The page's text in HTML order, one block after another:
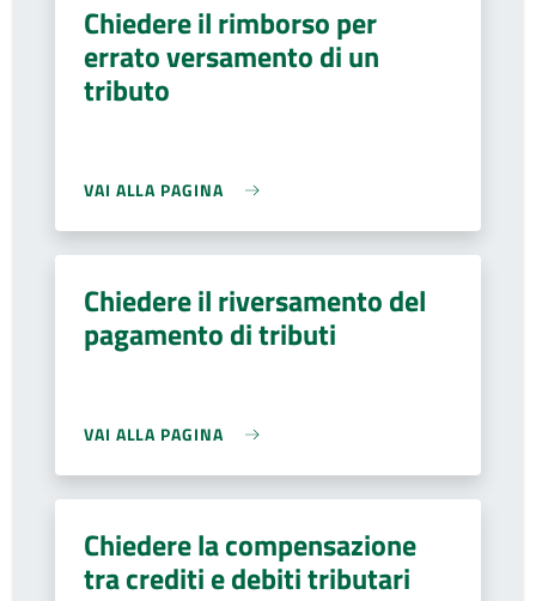
Chiedere il rimborso per
errato versamento di un
tributo
VAI ALLA PAGINA
Chiedere il riversamento del
pagamento di tributi
VAI ALLA PAGINA
Chiedere la compensazione
tra crediti e debiti tributari